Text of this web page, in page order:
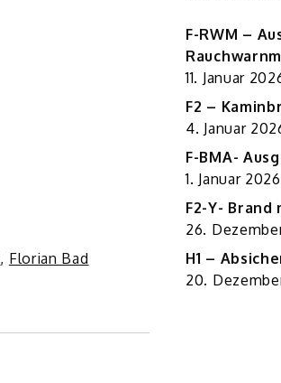
, Florian Bad
F-RWM –
11. Januar
F2 –
4. Januar
F-BMA-
1. Januar 2026
F2-Y-
26.
H1 –
20.